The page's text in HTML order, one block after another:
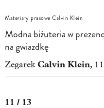
Materiały prasowe Calvin Klein
Modna biżuteria w
na gwiazdkę
Zegarek Calvin Klein,
11 / 13